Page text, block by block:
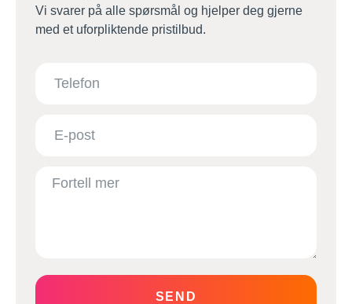
Vi svarer på alle spørsmål og hjelper deg gjerne
med et uforpliktende pristilbud.
SEND